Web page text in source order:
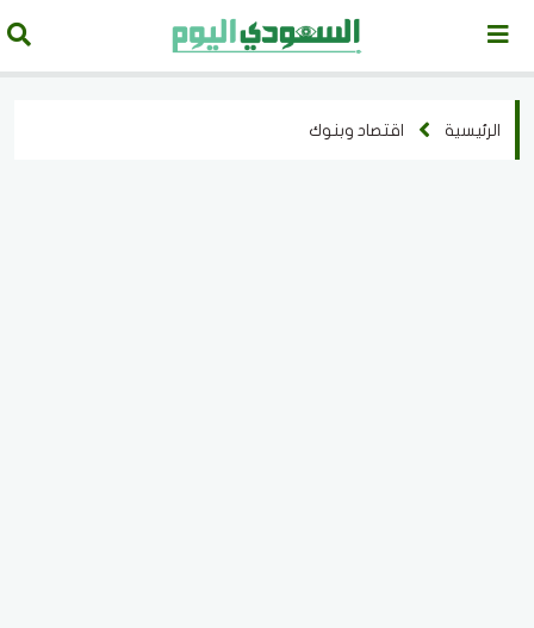
الرئيسية اقتصاد وبنوك